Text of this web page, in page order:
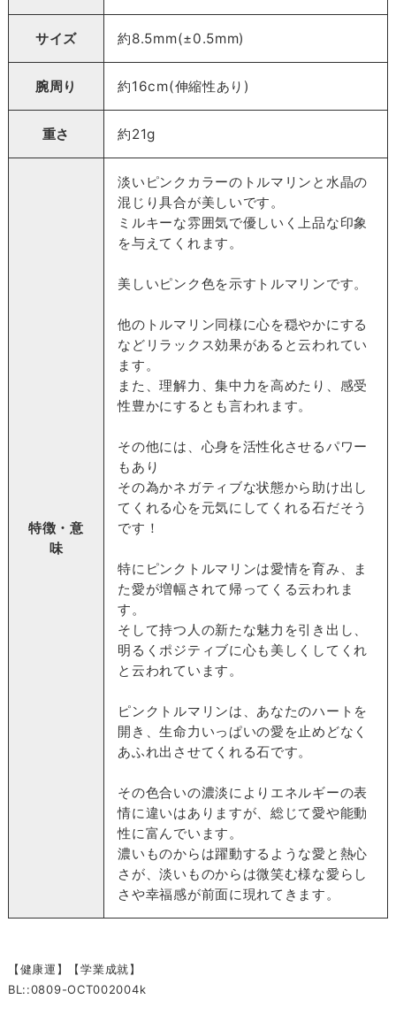
サイズ 約8.5mm(±0.5mm)
腕周り 約16cm(伸縮性あり)
重さ 約21g
特徴・意
味
淡いピンクカラーのトルマリンと水晶の
混じり具合が美しいです。
ミルキーな雰囲気で優しいく上品な印象
を与えてくれます。
美しいピンク色を示すトルマリンです。
他のトルマリン同様に心を穏やかにする
などリラックス効果があると云われてい
ます。
また、理解力、集中力を高めたり、感受
性豊かにするとも言われます。
その他には、心身を活性化させるパワー
もあり
その為かネガティブな状態から助け出し
てくれる心を元気にしてくれる石だそう
です！
特にピンクトルマリンは愛情を育み、ま
た愛が増幅されて帰ってくる云われま
す。
そして持つ人の新たな魅力を引き出し、
明るくポジティブに心も美しくしてくれ
と云われています。
ピンクトルマリンは、あなたのハートを
開き、生命力いっぱいの愛を止めどなく
あふれ出させてくれる石です。
その色合いの濃淡によりエネルギーの表
情に違いはありますが、総じて愛や能動
性に富んでいます。
濃いものからは躍動するような愛と熱心
さが、淡いものからは微笑む様な愛らし
さや幸福感が前面に現れてきます。
【健康運】【学業成就】
BL::0809-OCT002004k